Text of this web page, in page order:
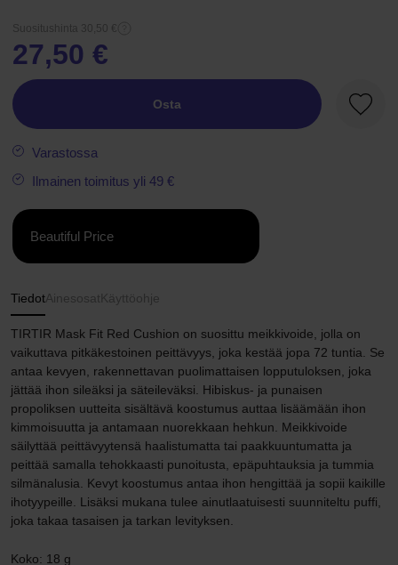
Suositushinta 30,50 €
27,50 €
Osta
Varastossa
Ilmainen toimitus yli 49 €
Beautiful Price
TiedotAinesosat Käyttöohje
TIRTIR Mask Fit Red Cushion on suosittu meikkivoide, jolla on
vaikuttava pitkäkestoinen peittävyys, joka kestää jopa 72 tuntia. Se
antaa kevyen, rakennettavan puolimattaisen lopputuloksen, joka
jättää ihon sileäksi ja säteileväksi. Hibiskus- ja punaisen
propoliksen uutteita sisältävä koostumus auttaa lisäämään ihon
kimmoisuutta ja antamaan nuorekkaan hehkun. Meikkivoide
säilyttää peittävyytensä haalistumatta tai paakkuuntumatta ja
peittää samalla tehokkaasti punoitusta, epäpuhtauksia ja tummia
silmänalusia. Kevyt koostumus antaa ihon hengittää ja sopii kaikille
ihotyypeille. Lisäksi mukana tulee ainutlaatuisesti suunniteltu puffi,
joka takaa tasaisen ja tarkan levityksen.
Koko: 18 g